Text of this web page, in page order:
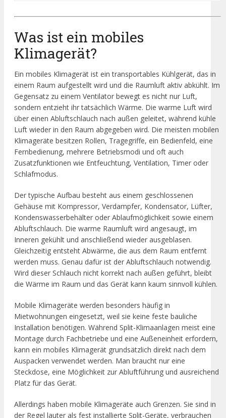
Was ist ein mobiles
Klimagerät?
Ein mobiles Klimagerät ist ein transportables Kühlgerät, das in
einem Raum aufgestellt wird und die Raumluft aktiv abkühlt. Im
Gegensatz zu einem Ventilator bewegt es nicht nur Luft,
sondern entzieht ihr tatsächlich Wärme. Die warme Luft wird
über einen Abluftschlauch nach außen geleitet, während kühle
Luft wieder in den Raum abgegeben wird. Die meisten mobilen
Klimageräte besitzen Rollen, Tragegriffe, ein Bedienfeld, eine
Fernbedienung, mehrere Betriebsmodi und oft auch
Zusatzfunktionen wie Entfeuchtung, Ventilation, Timer oder
Schlafmodus.
Der typische Aufbau besteht aus einem geschlossenen
Gehäuse mit Kompressor, Verdampfer, Kondensator, Lüfter,
Kondenswasserbehälter oder Ablaufmöglichkeit sowie einem
Abluftschlauch. Die warme Raumluft wird angesaugt, im
Inneren gekühlt und anschließend wieder ausgeblasen.
Gleichzeitig entsteht Abwärme, die aus dem Raum entfernt
werden muss. Genau dafür ist der Abluftschlauch notwendig.
Wird dieser Schlauch nicht korrekt nach außen geführt, bleibt
die Wärme im Raum und das Gerät kann kaum sinnvoll kühlen.
Mobile Klimageräte werden besonders häufig in
Mietwohnungen eingesetzt, weil sie keine feste bauliche
Installation benötigen. Während Split-Klimaanlagen meist eine
Montage durch Fachbetriebe und eine Außeneinheit erfordern,
kann ein mobiles Klimagerät grundsätzlich direkt nach dem
Auspacken verwendet werden. Man braucht nur eine
Steckdose, eine Möglichkeit zur Abluftführung und ausreichend
Platz für das Gerät.
Allerdings haben mobile Klimageräte auch Grenzen. Sie sind in
der Regel lauter als fest installierte Split-Geräte, verbrauchen